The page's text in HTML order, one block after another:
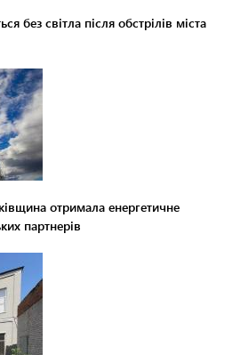
без світла після обстрілів міста
отримала енергетичне
партнерів